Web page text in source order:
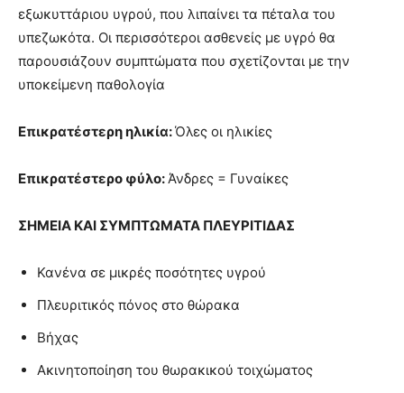
εξωκυττάριου υγρού, που λιπαίνει τα πέταλα του
υπεζωκότα. Οι περισσότεροι ασθενείς με υγρό θα
παρουσιάζουν συμπτώματα που σχετίζονται με την
υποκείμενη παθολογία
Επικρατέστερη ηλικία:Όλες οι ηλικίες
Επικρατέστερο φύλο:Άνδρες = Γυναίκες
ΣΗΜΕΙΑ ΚΑΙ ΣΥΜΠΤΩΜΑΤΑ ΠΛΕΥΡΙΤΙΔΑΣ
Κανένα σε μικρές ποσότητες υγρού
Πλευριτικός πόνος στο θώρακα
Βήχας
Ακινητοποίηση του θωρακικού τοιχώματος